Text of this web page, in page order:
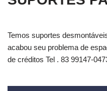
Temos suportes
acabou seu problema de
de créditos Tel . 83 99147-